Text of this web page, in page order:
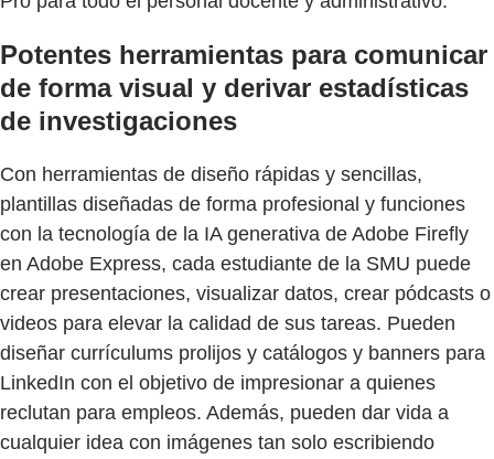
Potentes herramientas para comunicar
de forma visual y derivar estadísticas
de investigaciones
Con herramientas de diseño rápidas y sencillas,
plantillas diseñadas de forma profesional y funciones
con la tecnología de la IA generativa de Adobe Firefly
en Adobe Express, cada estudiante de la SMU puede
crear presentaciones, visualizar datos, crear pódcasts o
videos para elevar la calidad de sus tareas. Pueden
diseñar currículums prolijos y catálogos y banners para
LinkedIn con el objetivo de impresionar a quienes
reclutan para empleos. Además, pueden dar vida a
cualquier idea con imágenes tan solo escribiendo